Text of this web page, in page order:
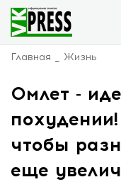
Главная Жизнь
Омлет -
чтобы
еще